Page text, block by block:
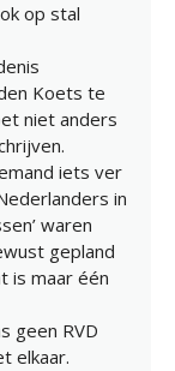
op stal
Koets te
niet anders
iets ver
in
waren
gepland
is maar één
geen RVD
elkaar.